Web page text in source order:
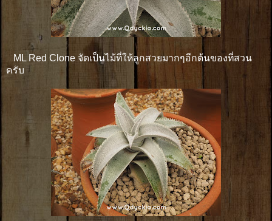
ML Red Clone จัดเป็นไม้ที่ให้ลูกสวยมากๆอีกต้นของที่สวน
ครับ